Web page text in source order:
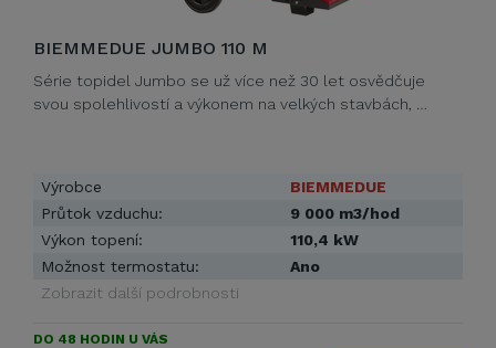
BIEMMEDUE JUMBO 110 M
Série topidel Jumbo se už více než 30 let osvědčuje
svou spolehlivostí a výkonem na velkých stavbách, …
Výrobce
BIEMMEDUE
Průtok vzduchu:
9 000 m3/hod
Výkon topení:
110,4 kW
Možnost termostatu:
Ano
Zobrazit další podrobnosti
DO 48 HODIN U VÁS